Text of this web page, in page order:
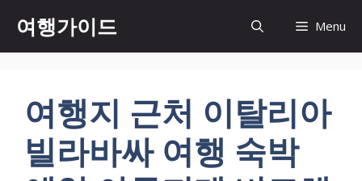
츠
여행가이드 Menu
여행지 근처 이탈리아
빌라바싸 여행 숙박